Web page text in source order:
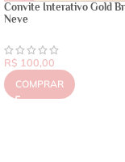
Convite Interativo Gold
Neve
R$ 100,00
COMPRAR